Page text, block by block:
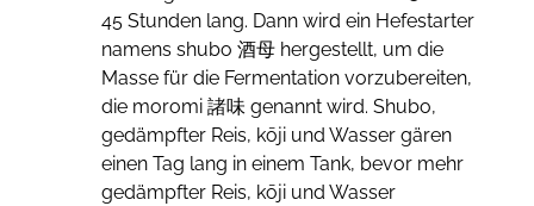
45 Stunden lang. Dann wird ein Hefestarter
namens shubo 酒母 hergestellt, um die
Masse für die Fermentation vorzubereiten,
die moromi 諸味 genannt wird. Shubo,
gedämpfter Reis, kōji und Wasser gären
einen Tag lang in einem Tank, bevor mehr
gedämpfter Reis, kōji und Wasser